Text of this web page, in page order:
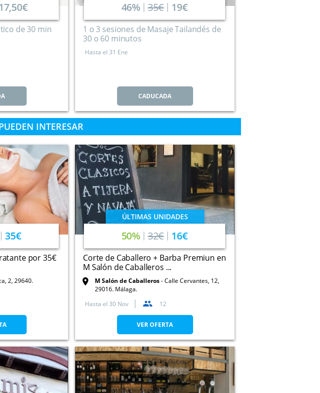
de 30 min
46% 35€ 19€
1 o 3 sesiones de Masaje Tailandés de
30 o 60 minutos
Hasta el 31 Ene
CADUCADA
INTERESAR
35€
por 35€
2, 29640.
50% 32€ 16€
Corte de Caballero + Barba Premiun en
M Salón de Caballeros ...
M Salón de Caballeros Calle Cervantes, 12,
29016. Málaga.
Hasta el 30 Nov 12
ÚLTIMAS UNIDADES
VER OFERTA